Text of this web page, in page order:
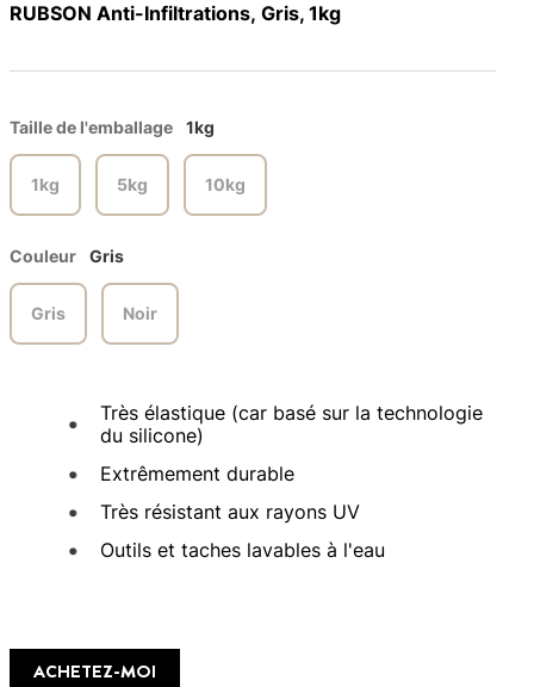
RUBSON Anti-Infiltrations, Gris, 1kg
Taille de l'emballage 1kg
1kg 5kg 10kg
Couleur Gris
Gris Noir
Très élastique (car basé sur la technologie
du silicone)
Extrêmement durable
Très résistant aux rayons UV
Outils et taches lavables à l'eau
ACHETEZ-MOI